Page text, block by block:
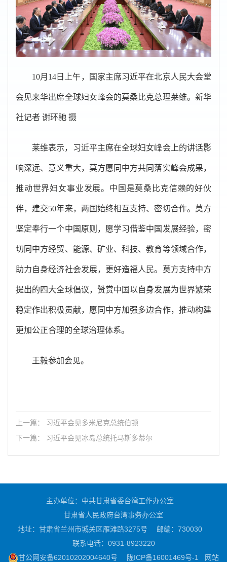
10月14日上午，国家主席习近平在北京人民大会堂
会见来华出席全球妇女峰会的莫桑比克总理莱维。新华
社记者 谢环驰 摄
莱维表示，习近平主席在全球妇女峰会上的讲话影
响深远、意义重大，莫方愿同中方共同落实峰会成果，
推动世界妇女事业发展。中国是莫桑比克信赖的好伙
伴，建交50年来，两国始终相互支持、密切合作。莫方
坚定奉行一个中国原则，愿学习借鉴中国发展经验，密
切同中方经贸、能源、矿业、科技、教育等领域合作，
助力自身经济社会发展，更好造福人民。莫方支持中方
提出的四大全球倡议，赞赏中国以自身发展为世界繁荣
稳定作出积极贡献，愿同中方加强多边合作，推动构建
更加公正合理的全球治理体系。
王毅参加会见。
上一篇： 习近平会见多米尼克总统伯顿
下一篇： 习近平会见冰岛总统托马斯多蒂尔
主办单位：中共甘肃省委台湾工作办公室
甘肃省人民政府台湾事务办公室
地址：甘肃省兰州市城关区雁滩路3275号
邮编：730030
联系电话：0931-8923220
甘公网安备62010202004640号
陇ICP备16001469号-1 网站